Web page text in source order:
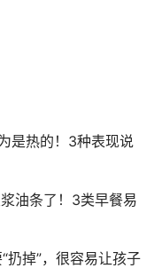
是热的！3种表现说
油条了！3类早餐易
扔掉”，很容易让孩子